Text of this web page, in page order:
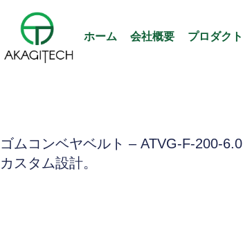
ホーム 会社概要 プロダクト
ゴムコンベヤベルト – ATVG-F-200-
カスタム設計。